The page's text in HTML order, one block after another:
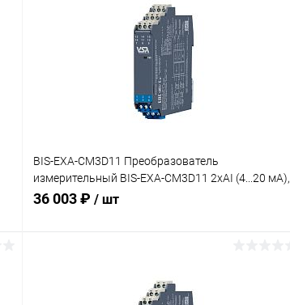
BIS-EXA-CM3D11 Преобразователь
измерительный BIS-EXA-CM3D11 2хAI (4...20 мА),
HART
36 003 ₽ / шт